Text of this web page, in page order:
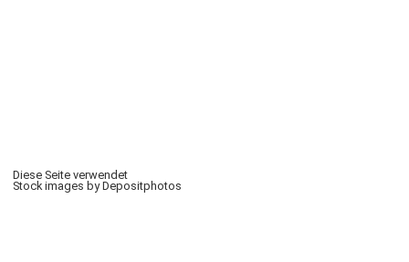
Diese Seite verwendet
Stock images by Depositphotos